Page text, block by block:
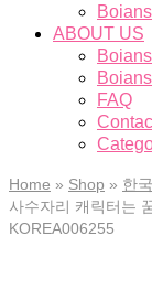
ABOUT US
FAQ
Home » Shop » 한
사수자리 캐릭터는
KOREA006255